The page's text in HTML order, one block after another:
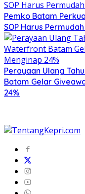
Pemko Batam
SOP Harus
Perayaan Ulang
Batam Gelar
24%